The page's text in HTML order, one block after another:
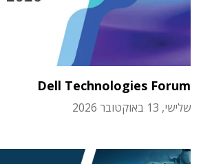
Dell Technologies Forum
שלישי, 13 באוקטובר 2026